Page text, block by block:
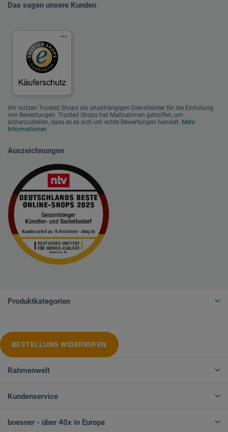
Das sagen unsere Kunden
Wir nutzen Trusted Shops als unabhängigen Dienstleister für die Einholung
von Bewertungen. Trusted Shops hat Maßnahmen getroffen, um
sicherzustellen, dass es es sich um echte Bewertungen handelt. Mehr
Informationen
Auszeichnungen
Produktkategorien
BESTELLUNG WIDERRUFEN
Rahmenwelt
Kundenservice
boesner - über 40x in Europa